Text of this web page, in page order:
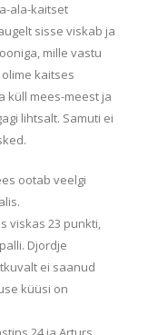
ala-kaitset
sisse viskab ja
mille vastu
kaitses
küll mees-meest ja
lihtsalt. Samuti ei
ootab veelgi
viskas 23 punkti,
Djordje
ei saanud
küüsi on